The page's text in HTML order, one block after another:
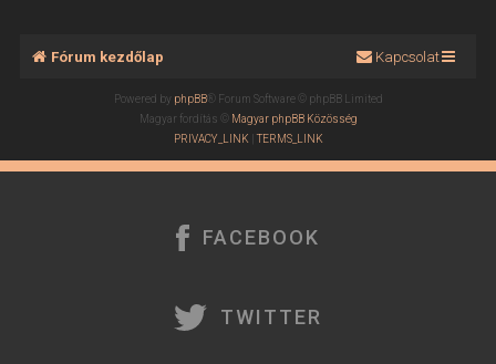
Fórum kezdőlap Kapcsolat
Powered by phpBB® Forum Software © phpBB Limited
Magyar fordítás ©
Magyar phpBB Közösség
PRIVACY_LINK| TERMS_LINK
FACEBOOK
TWITTER